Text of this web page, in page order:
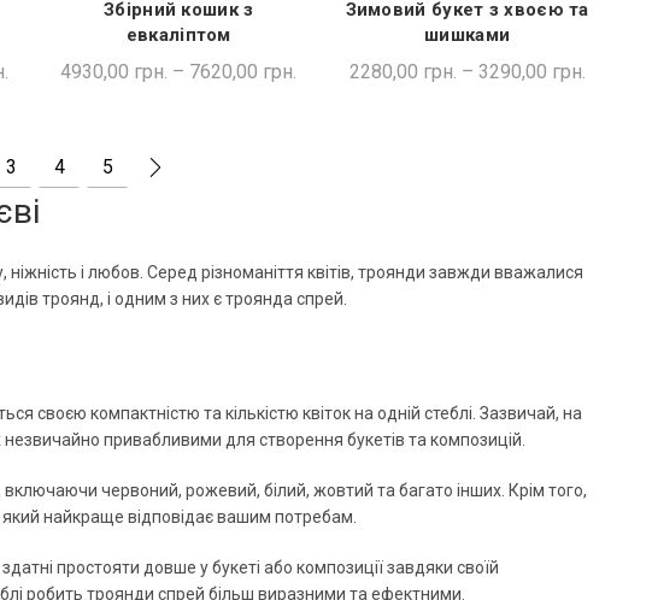
ШВИДКА ПОКУПКА
Збірний кошик з
евкаліптом
4930,00 грн. – 7620,00 грн.
ШВИДКА ПОКУПКА
Зимовий букет з хвоєю та
шишками
2280,00 грн. – 3290,00 грн.
3 4 5
і любов. Серед різноманіття квітів, троянди завжди вважалися
троянд, і одним з них є троянда спрей.
своєю компактністю та кількістю квіток на одній стеблі. Зазвичай, на
привабливими для створення букетів та композицій.
червоний, рожевий, білий, жовтий та багато інших. Крім того,
найкраще відповідає вашим потребам.
простояти довше у букеті або композиції завдяки своїй
робить троянди спрей більш виразними та ефектними.